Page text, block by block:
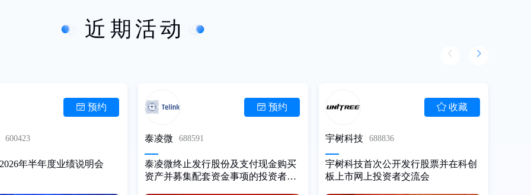
近期活动
600423
预约
年半年度业绩说明会
泰凌微 688591
预约
泰凌微终止发行股份及支付现金购买
资产并募集配套资金事项的投资者说
宇树科技 688836
收藏
宇树科技首次公开发行股票并在科创
板上市网上投资者交流会